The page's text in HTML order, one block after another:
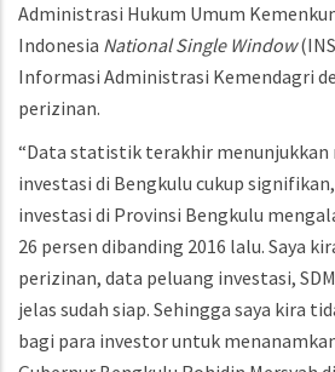
Administrasi Hukum Umum
Indonesia National Single Window
Informasi Administrasi Kemendagri
perizinan.
“Data statistik terakhir
investasi di Bengkulu cukup
investasi di Provinsi Bengkulu
26 persen dibanding 2016 lalu. Saya
perizinan, data peluang investasi,
jelas sudah siap. Sehingga saya kira
bagi para investor untuk